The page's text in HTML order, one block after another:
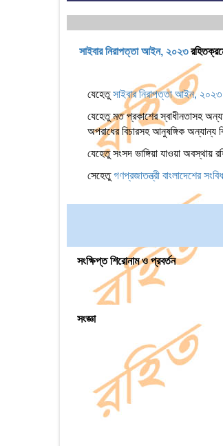
সাইবার নিরাপত্তা আইন, ২০২৩
যেহেতুসাইবার নিরাপত্তা আইন, ২০২৩
যেহেতু মত প্রকাশের স্বাধীনতাসহ
অপরাধের বিচারসহ আনুষঙ্গিক অন্যান্য
যেহেতু সংসদ ভাঙ্গিয়া যাওয়া অবস্থায়
সেহেতুগণপ্রজাতন্ত্রী বাংলাদেশের
সংক্ষিপ্ত শিরোনাম ও প্রবর্তন
সংজ্ঞা